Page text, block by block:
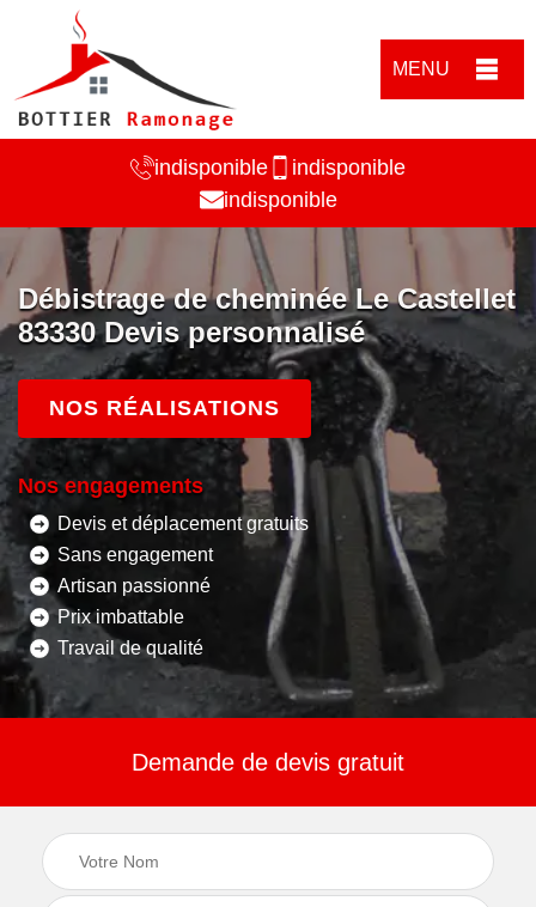
MENU
indisponible
indisponible
indisponible
Débistrage de cheminée Le Castellet
83330 Devis personnalisé
NOS RÉALISATIONS
Nos engagements
Devis et déplacement gratuits
Sans engagement
Artisan passionné
Prix imbattable
Travail de qualité
Demande de devis gratuit